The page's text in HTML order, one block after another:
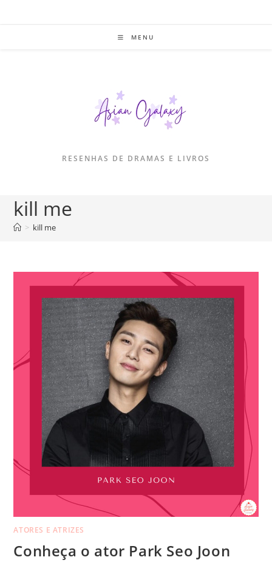
MENU
RESENHAS DE DRAMAS E LIVROS
kill me
> kill me
ATORES E ATRIZES
Conheça o ator Park Seo Joon